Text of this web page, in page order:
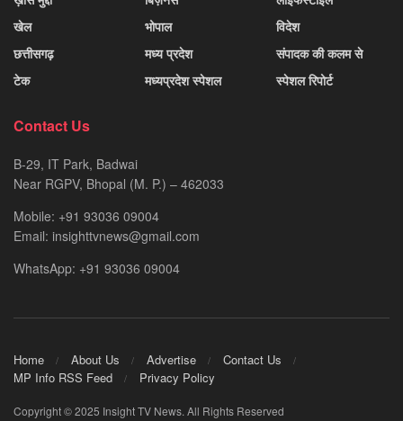
खेल
छत्तीसगढ़
टेक
भोपाल
मध्य प्रदेश
मध्यप्रदेश स्पेशल
विदेश
संपादक की कलम से
स्पेशल रिपोर्ट
Contact Us
B-29, IT Park, Badwai
Near RGPV, Bhopal (M. P.) – 462033
Mobile: +91 93036 09004
Email: insighttvnews@gmail.com
WhatsApp: +91 93036 09004
Home About Us Advertise
Contact Us
MP Info RSS Feed
Privacy Policy
Copyright © 2025 Insight TV News. All Rights Reserved